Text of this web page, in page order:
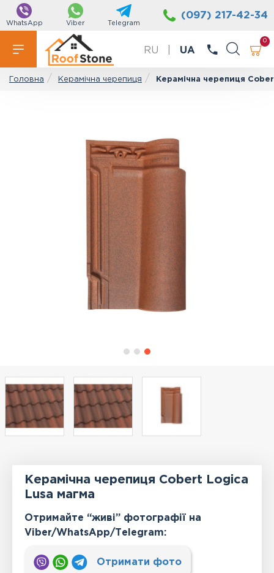
WhatsApp Viber Telegram
(097) 217-42-34
RU UA
0
Головна Керамічна черепиця Керамічна черепиця
Керамічна черепиця Cobert Logica
Lusa магма
Отримайте “живі” фотографії на
Viber/WhatsApp/Тelegram:
Отримати фото